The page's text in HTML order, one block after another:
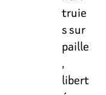
truie
s sur
paille
,
libert